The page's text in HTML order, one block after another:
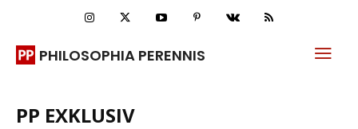
PHILOSOPHIA PERENNIS
PP EXKLUSIV